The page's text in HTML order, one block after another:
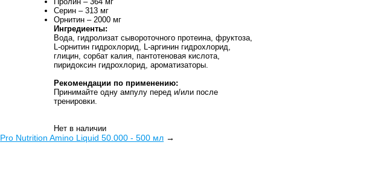
Серин – 313 мг
Орнитин – 2000 мг
Ингредиенты:
Вода, гидролизат сывороточного протеина, фруктоза,
L-орнитин гидрохлорид, L-аргинин гидрохлорид,
глицин, сорбат калия, пантотеновая кислота,
пиридоксин гидрохлорид, ароматизаторы.
Рекомендации по применению:
Принимайте одну ампулу перед и/или после
тренировки.
Нет в наличии
Pro Nutrition Amino Liquid 50.000 - 500 мл →